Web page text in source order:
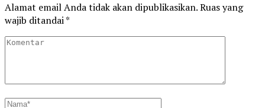
Alamat email Anda tidak akan dipublikasikan.Ruas yang
wajib ditandai*